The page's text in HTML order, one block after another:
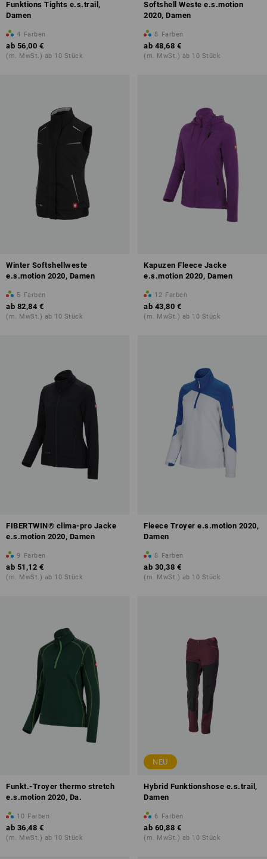
Funktions Tights e.s.trail,
Damen
4 Farben
ab 56,00 €
(m. MwSt.) ab 10 Stück
Softshell Weste e.s.motion
2020, Damen
8 Farben
ab 48,68 €
(m. MwSt.) ab 10 Stück
Winter Softshellweste
e.s.motion 2020, Damen
5 Farben
ab 82,84 €
(m. MwSt.) ab 10 Stück
Kapuzen Fleece Jacke
e.s.motion 2020, Damen
12 Farben
ab 43,80 €
(m. MwSt.) ab 10 Stück
FIBERTWIN® clima-pro Jacke
e.s.motion 2020, Damen
9 Farben
ab 51,12 €
(m. MwSt.) ab 10 Stück
Fleece Troyer e.s.motion 2020,
Damen
8 Farben
ab 30,38 €
(m. MwSt.) ab 10 Stück
Funkt.-Troyer thermo stretch
e.s.motion 2020, Da.
10 Farben
ab 36,48 €
(m. MwSt.) ab 10 Stück
NEU
Hybrid Funktionshose e.s.trail,
Damen
6 Farben
ab 60,88 €
(m. MwSt.) ab 10 Stück